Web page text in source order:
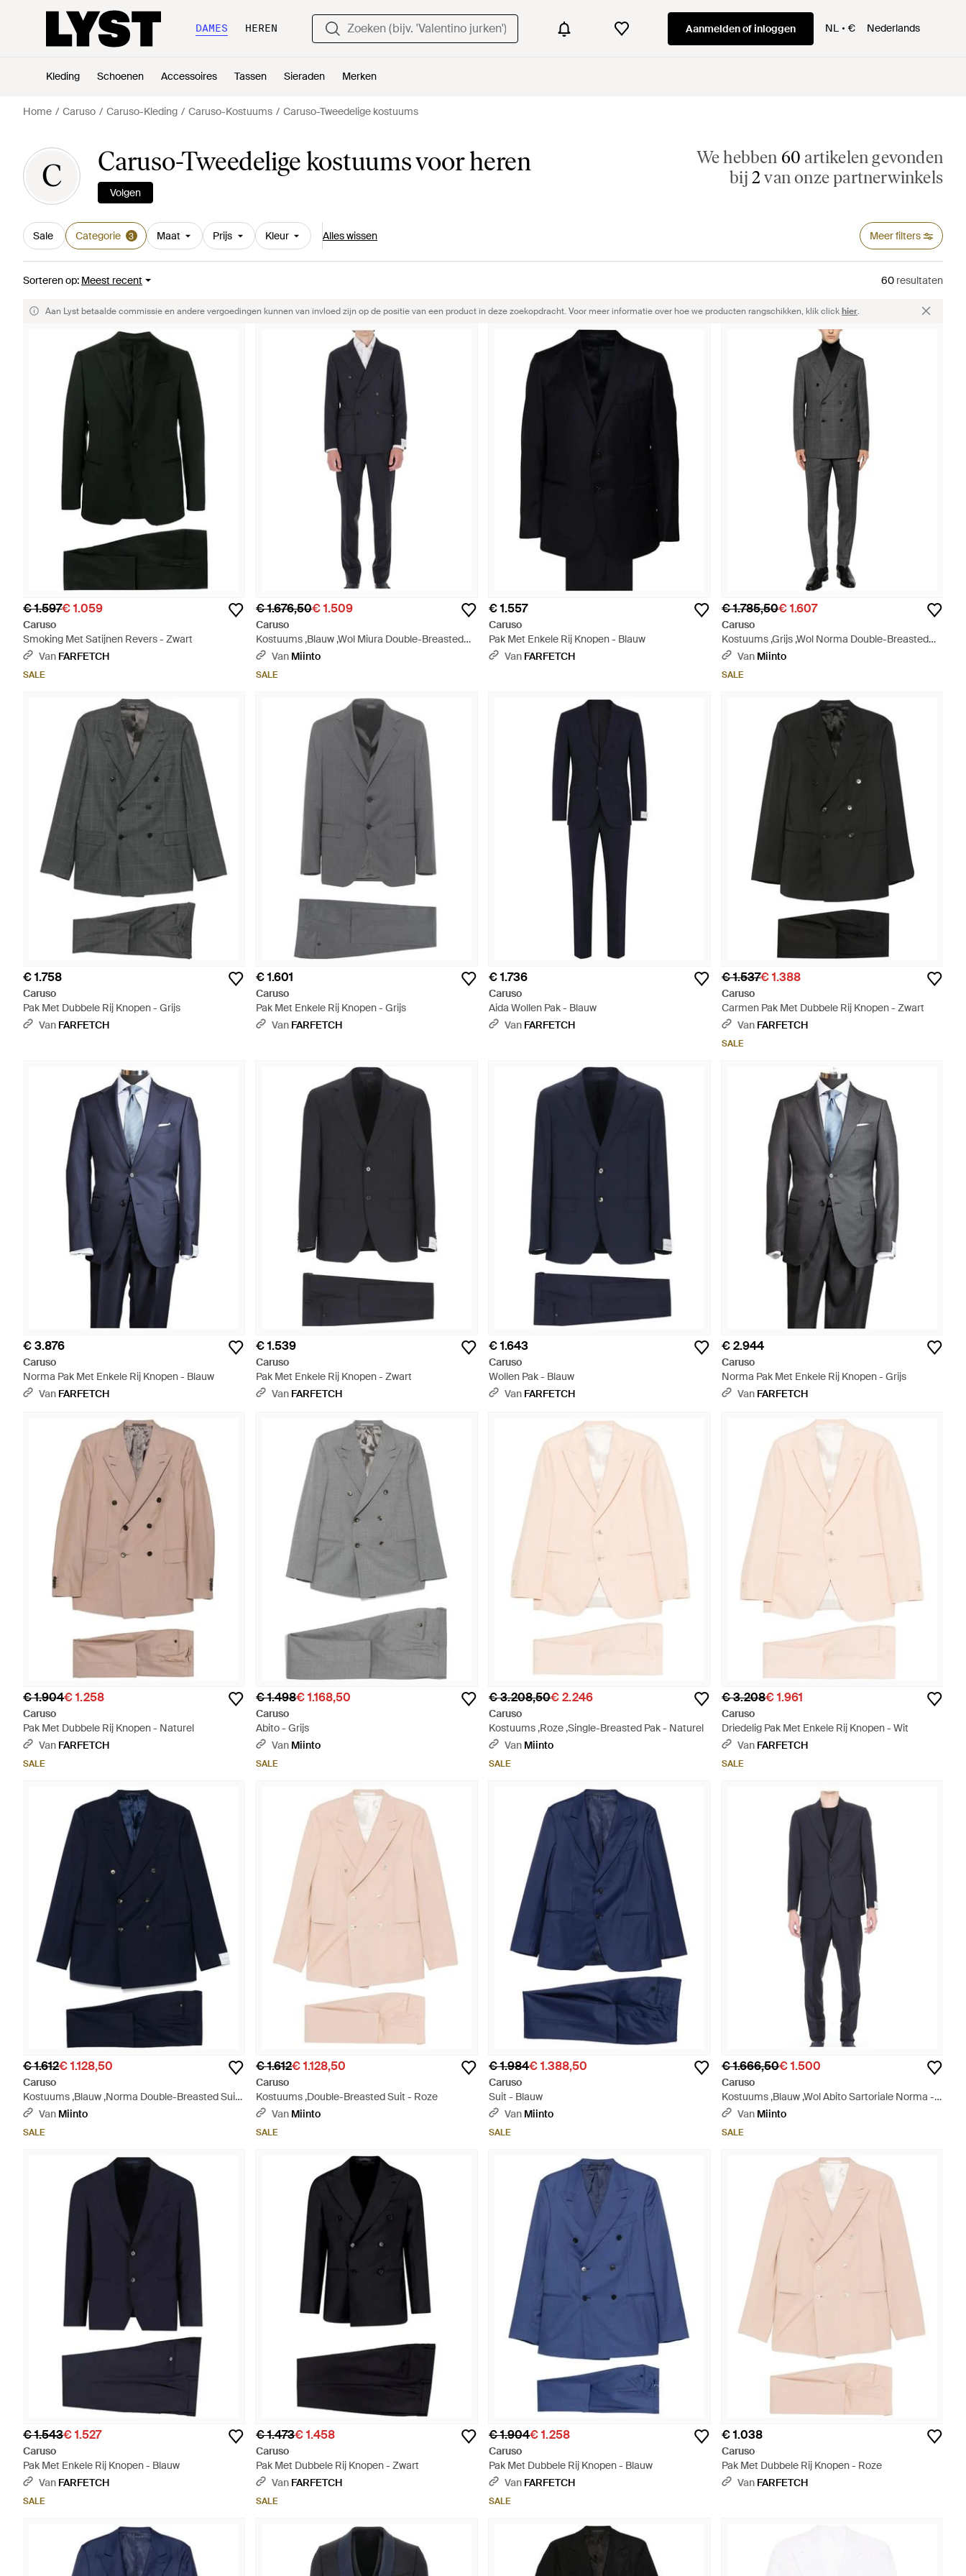
DAMES HEREN Aanmelden of inloggen NL € Nederlands
Kleding Schoenen Accessoires Tassen Sieraden Merken
Home Caruso Caruso-Kleding Caruso-Kostuums Caruso-Tweedelige kostuums
C Caruso-Tweedelige kostuums voor heren
Volgen
We hebben 60 artikelen gevonden
bij 2 van onze partnerwinkels
Sale Categorie 3 Maat Prijs Kleur Alles wissen Meer filters
Sorteren op: Meest recent 60 resultaten
Aan Lyst betaalde commissie en andere vergoedingen kunnen van invloed zijn op de positie van een product in deze zoekopdracht. Voor meer informatie over hoe we producten rangschikken, klik clickhier.
€ 1.597€ 1.059
Caruso
Smoking Met Satijnen Revers - Zwart
Van FARFETCH
SALE
€ 1.676,50€ 1.509
Caruso
Kostuums ,Blauw ,Wol Miura Double-Breasted
Suit - Zwart
Van Miinto
SALE
€ 1.557
Caruso
Pak Met Enkele Rij Knopen - Blauw
Van FARFETCH
€ 1.785,50€ 1.607
Caruso
Kostuums ,Grijs ,Wol Norma Double-Breasted
Suit - Grijs
Van Miinto
SALE
€ 1.758
Caruso
Pak Met Dubbele Rij Knopen - Grijs
Van FARFETCH
€ 1.601
Caruso
Pak Met Enkele Rij Knopen - Grijs
Van FARFETCH
€ 1.736
Caruso
Aida Wollen Pak - Blauw
Van FARFETCH
€ 1.537€ 1.388
Caruso
Carmen Pak Met Dubbele Rij Knopen - Zwart
Van FARFETCH
SALE
€ 3.876
Caruso
Norma Pak Met Enkele Rij Knopen - Blauw
Van FARFETCH
€ 1.539
Caruso
Pak Met Enkele Rij Knopen - Zwart
Van FARFETCH
€ 1.643
Caruso
Wollen Pak - Blauw
Van FARFETCH
€ 2.944
Caruso
Norma Pak Met Enkele Rij Knopen - Grijs
Van FARFETCH
€ 1.904€ 1.258
Caruso
Pak Met Dubbele Rij Knopen - Naturel
Van FARFETCH
SALE
€ 1.498€ 1.168,50
Caruso
Abito - Grijs
Van Miinto
SALE
€ 3.208,50€ 2.246
Caruso
Kostuums ,Roze ,Single-Breasted Pak - Naturel
Van Miinto
SALE
€ 3.208€ 1.961
Caruso
Driedelig Pak Met Enkele Rij Knopen - Wit
Van FARFETCH
SALE
€ 1.612€ 1.128,50
Caruso
Kostuums ,Blauw ,Norma Double-Breasted Suit
- Blauw
Van Miinto
SALE
€ 1.612€ 1.128,50
Caruso
Kostuums ,Double-Breasted Suit - Roze
Van Miinto
SALE
€ 1.984€ 1.388,50
Caruso
Suit - Blauw
Van Miinto
SALE
€ 1.666,50€ 1.500
Caruso
Kostuums ,Blauw ,Wol Abito Sartoriale Norma -
Blauw
Van Miinto
SALE
€ 1.543€ 1.527
Caruso
Pak Met Enkele Rij Knopen - Blauw
Van FARFETCH
SALE
€ 1.473€ 1.458
Caruso
Pak Met Dubbele Rij Knopen - Zwart
Van FARFETCH
SALE
€ 1.904€ 1.258
Caruso
Pak Met Dubbele Rij Knopen - Blauw
Van FARFETCH
SALE
€ 1.038
Caruso
Pak Met Dubbele Rij Knopen - Roze
Van FARFETCH